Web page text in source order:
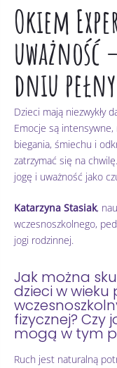
Okiem
uważność
dniu
Dzieci mają niezwykły
Emocje są intensywne,
biegania, śmiechu i
zatrzymać się na
jogę i uważność jako
Katarzyna Stasiak,
wczesnoszkolnego,
jogi rodzinnej.
Jak można
dzieci w wieku
fizycznej? Czy
mogą w tym
Ruch jest naturalną